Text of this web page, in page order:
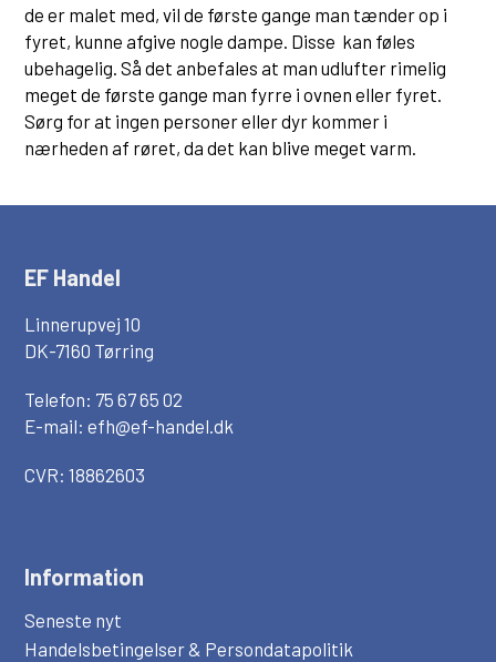
de er malet med, vil de første gange man tænder op i
fyret, kunne afgive nogle dampe. Disse kan føles
ubehagelig. Så det anbefales at man udlufter rimelig
meget de første gange man fyrre i ovnen eller fyret.
Sørg for at ingen personer eller dyr kommer i
nærheden af røret, da det kan blive meget varm.
EF Handel
Linnerupvej 10
DK-7160 Tørring
Telefon: 75 67 65 02
E-mail:efh@ef-handel.dk
CVR: 18862603
Information
Seneste nyt
Handelsbetingelser & Persondatapolitik